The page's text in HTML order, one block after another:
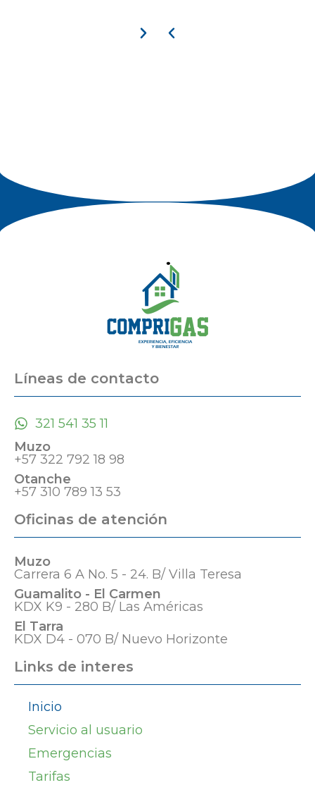
Líneas de contacto
321 541 35 11
Muzo
+57 322 792 18 98
Otanche
+57 310 789 13 53
Oficinas de atención
Muzo
Carrera 6 A No. 5 - 24. B/ Villa Teresa
Guamalito - El Carmen
KDX K9 - 280 B/ Las Américas
El Tarra
KDX D4 - 070 B/ Nuevo Horizonte
Links de interes
Inicio
Servicio al usuario
Emergencias
Tarifas